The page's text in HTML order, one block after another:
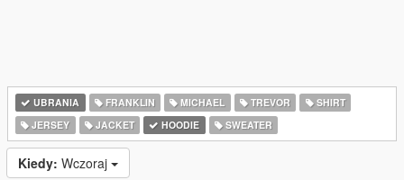
UBRANIA FRANKLIN MICHAEL TREVOR
SHIRT
JERSEY
JACKET HOODIE SWEATER
Kiedy: Wczoraj